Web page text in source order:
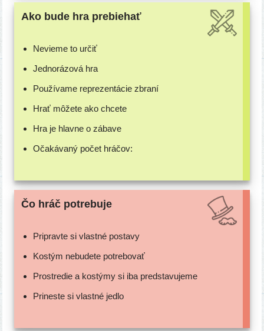
Ako bude hra prebiehať
Nevieme to určiť
Jednorázová hra
Používame repre­zen­tá­cie zbraní
Hrať môže­te ako chcete
Hra je hlav­ne o zábave
Očakávaný počet hráčov:
Čo hráč potrebuje
Pripravte si vlast­né postavy
Kostým nebu­de­te potrebovať
Prostredie a kos­tý­my si iba predstavujeme
Prineste si vlast­né jedlo